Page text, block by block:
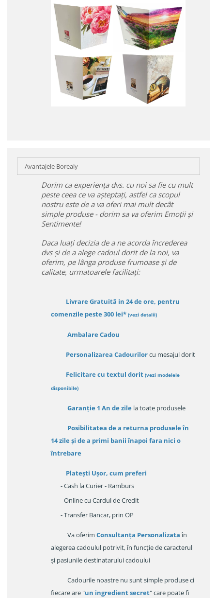
Avantajele Borealy
Dorim ca experiența dvs. cu noi sa fie cu mult
peste ceea ce va așteptați, astfel ca scopul
nostru este de a va oferi mai mult decât
simple produse - dorim sa va oferim Emoții și
Sentimente!
Daca luați decizia de a ne acorda încrederea
dvs și de a alege cadoul dorit de la noi, va
oferim, pe lânga produse frumoase și de
calitate, urmatoarele facilitați:
Livrare Gratuită in 24 de ore, pentru
comenzile peste 300 lei* (vezi detalii)
Ambalare Cadou
Personalizarea Cadourilorcu mesajul dorit
Felicitare cu textul dorit (vezi modelele
disponibile)
Garanție 1 An de zile la toate produsele
Posibilitatea de a returna produsele în
14 zileși de a primi banii înapoi fara nici o
întrebare
Platești Ușor, cum preferi
- Cash la Curier - Ramburs
- Online cu Cardul de Credit
- Transfer Bancar, prin OP
Va oferim Consultanța Personalizataîn
alegerea cadoulul potrivit, în funcție de caracterul
și pasiunile destinatarului cadoului
Cadourile noastre nu sunt simple produse ci
fiecare are "un ingredient secret" care poate fi